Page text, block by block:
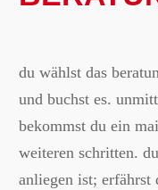
du wählst das
und buchst es.
bekommst du ein
weiteren schritten.
anliegen ist; erfährst